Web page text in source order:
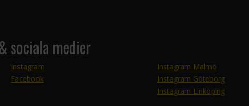
sociala medier
Instagram
Facebook
Instagram Malmö
Instagram Göteborg
Instagram Linköping